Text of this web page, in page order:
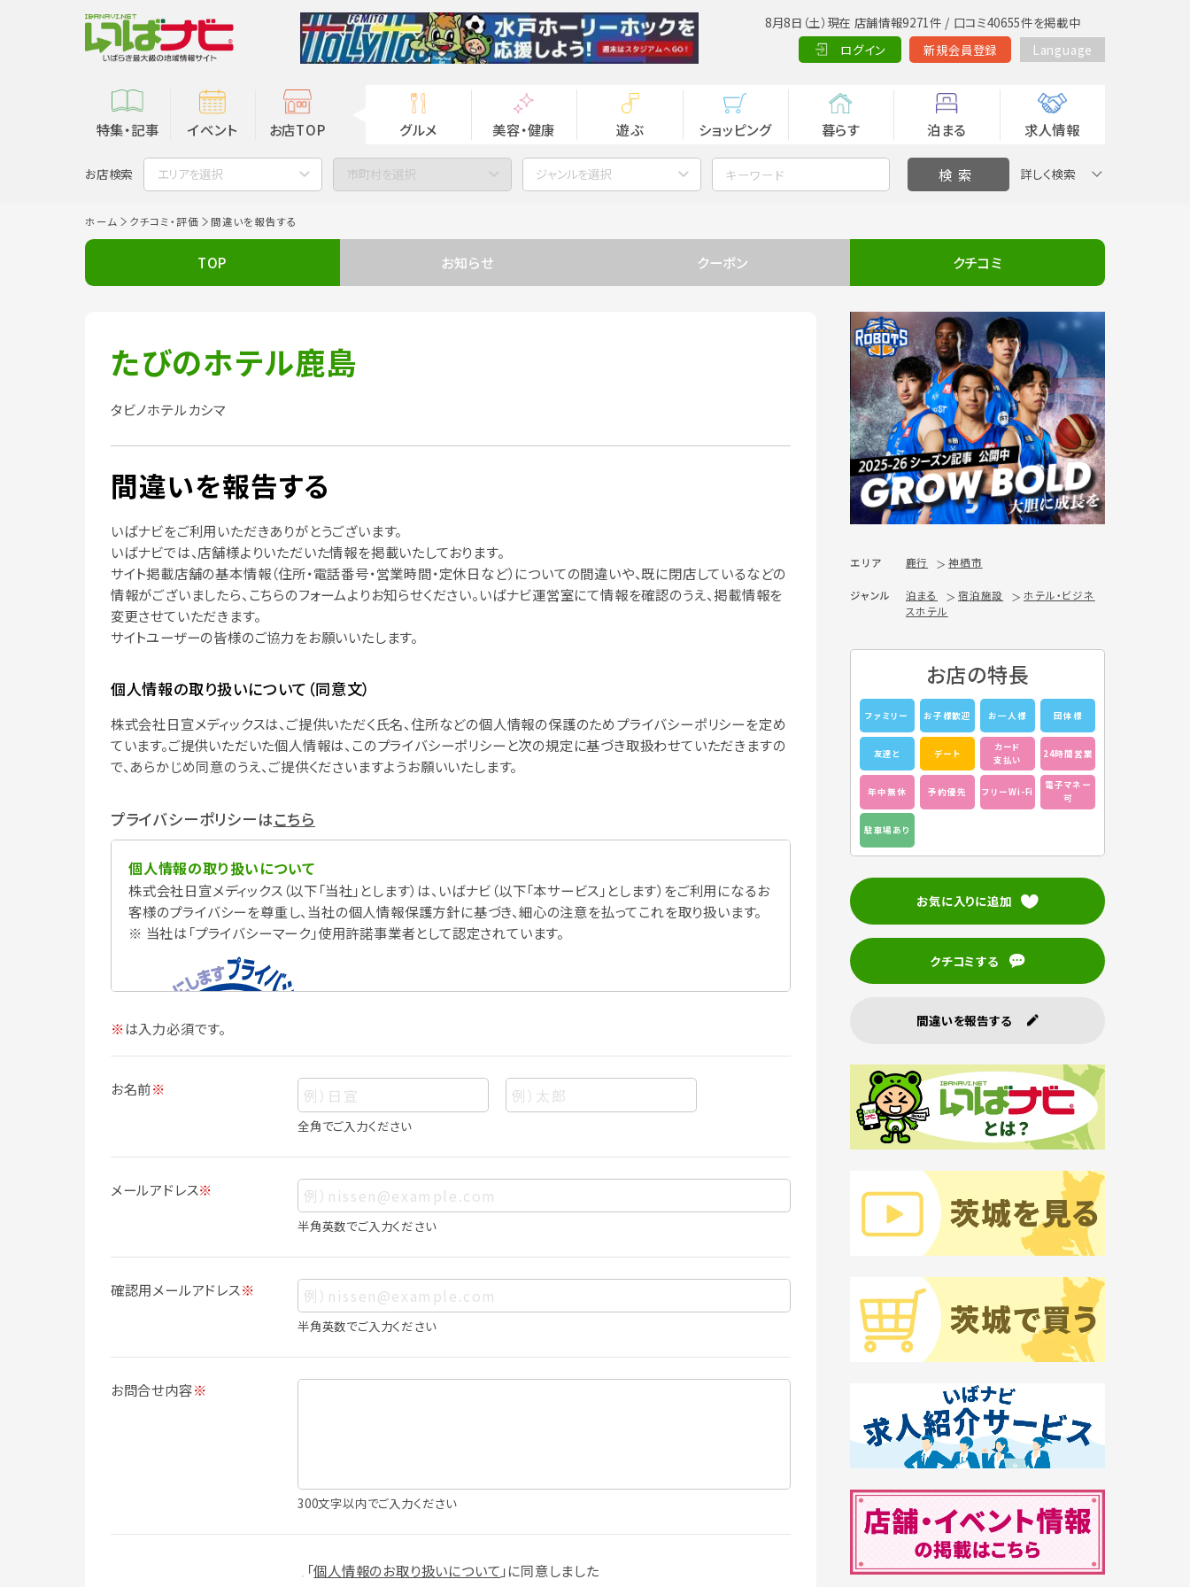
8月8日（土）現在 店舗情報9271件 / 口コミ40655件を掲載中
ログイン
新規会員登録 Language
特集・記事 イベント お店TOP グルメ 美容・健康 遊ぶ ショッピング 暮らす 泊まる 求人情報
お店検索 エリアを選択 市町村を選択 ジャンルを選択 詳しく検索
ホーム クチコミ・評価 間違いを報告する
TOP お知らせ クーポン クチコミ
たびのホテル鹿島
タビノホテルカシマ
間違いを報告する
いばナビをご利用いただきありがとうございます。
いばナビでは、店舗様よりいただいた情報を掲載いたしております。
サイト掲載店舗の基本情報（住所・電話番号・営業時間・定休日など）についての間違いや、既に閉店しているなどの
情報がございましたら、こちらのフォームよりお知らせください。いばナビ運営室にて情報を確認のうえ、掲載情報を
変更させていただきます。
サイトユーザーの皆様のご協力をお願いいたします。
個人情報の取り扱いについて（同意文）
株式会社日宣メディックスは、ご提供いただく氏名、住所などの個人情報の保護のためプライバシーポリシーを定め
ています。ご提供いただいた個人情報は、このプライバシーポリシーと次の規定に基づき取扱わせていただきますの
で、あらかじめ同意のうえ、ご提供くださいますようお願いいたします。
プライバシーポリシーはこちら
個人情報の取り扱いについて
株式会社日宣メディックス（以下「当社」とします）は、いばナビ（以下「本サービス」とします）をご利用になるお
客様のプライバシーを尊重し、当社の個人情報保護方針に基づき、細心の注意を払ってこれを取り扱います。
※ 当社は「プライバシーマーク」使用許諾事業者として認定されています。
個人情報
個人情報とは、お客様個人に関する情報であって、当該情報を構成する氏名、住所、電話番号、メールアドレ
ス、生年月日、写真その他の記述等により、お客様個人を特定できるものをいいます。また、その情報のみで
は識別できない場合でも、他の情報と容易に照合することで、結果的にお客様個人を識別できるものも個
個人情報の利用目的について
本サービスにおける個人情報の利用目的は以下の通りであり、これらの目的達成の範囲を超えてお客様の
個人情報を利用することはありません。
・会員ポイントプログラムの運営
・各種お申込みや、お問い合わせへの対応
・投稿したクチコミ情報、写真の本サービスへの掲載
※は入力必須です。
お名前※
全角でご入力ください
メールアドレス※
半角英数でご入力ください
確認用メールアドレス※
半角英数でご入力ください
お問合せ内容※
300文字以内でご入力ください
「個人情報のお取り扱いについて 」に同意しました
エリア 鹿行 神栖市
ジャンル 泊まる 宿泊施設
ホテル・ビジネ
スホテル
お店の特長
ファミリー お子様歓迎 お一人様 団体様
友達と デート
カード
支払い
24時間営業
年中無休 予約優先 フリーWi-Fi
電子マネー
可
駐車場あり
お気に入りに追加
クチコミする
間違いを報告する